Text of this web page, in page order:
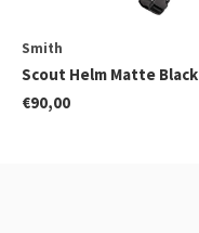
Smith
Scout Helm Matte Black
€90,00